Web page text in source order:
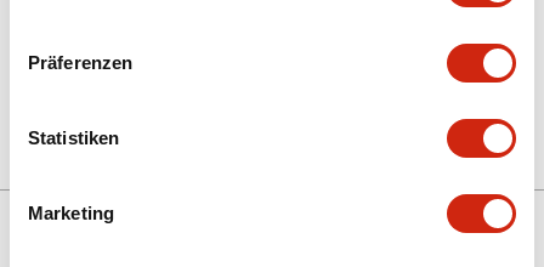
Präferenzen
Statistiken
Marketing
Spezifikationen Alle erweitern +